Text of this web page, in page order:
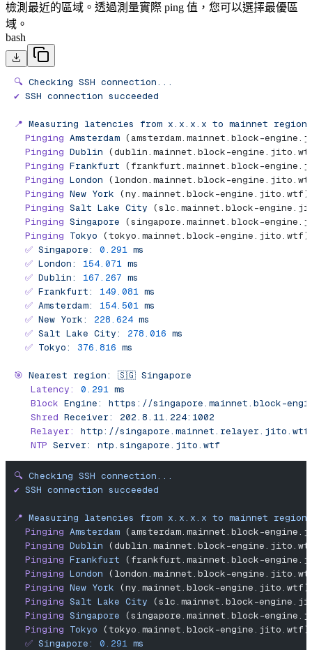
檢測最近的區域。透過測量實際 ping 值，您可以選擇最優區
域。
bash
🔍 Checking SSH connection...
✔︎ SSH connection succeeded
📍 Measuring latencies from x.x.x.x to mainnet
  Pinging
Amsterdam (amsterdam.mainnet.block-
  Pinging
Dublin (dublin.mainnet.block-
  Pinging
Frankfurt (frankfurt.mainnet.block-
  Pinging
London (london.mainnet.block-
  Pinging
New York (ny.mainnet.block-
  Pinging
Salt Lake City (slc.mainnet.block-
  Pinging
Singapore (singapore.mainnet.block-
  Pinging
Tokyo (tokyo.mainnet.block-
  ✅
Singapore: 0.291 ms
  ✅
London: 154.071 ms
  ✅
Dublin: 167.267 ms
  ✅
Frankfurt: 149.081 ms
  ✅
Amsterdam: 154.501 ms
  ✅
New York: 228.624 ms
  ✅
Salt Lake City: 278.016 ms
  ✅
Tokyo: 376.816 ms
🎯 Nearest region: 🇸🇬 Singapore
   Latency:
0.291 ms
   Block
Engine:
https://singapore.mainnet.block-
   Shred
Receiver:
202.8.11.224:1002
   Relayer:
http://
   NTP
Server: ntp.singapore.jito.wtf
🔍 Checking SSH connection...
✔︎ SSH connection succeeded
📍 Measuring latencies from x.x.x.x to mainnet
  Pinging
Amsterdam (amsterdam.mainnet.block-
  Pinging
Dublin (dublin.mainnet.block-
  Pinging
Frankfurt (frankfurt.mainnet.block-
  Pinging
London (london.mainnet.block-
  Pinging
New York (ny.mainnet.block-
  Pinging
Salt Lake City (slc.mainnet.block-
  Pinging
Singapore (singapore.mainnet.block-
  Pinging
Tokyo (tokyo.mainnet.block-
  ✅
Singapore: 0.291 ms